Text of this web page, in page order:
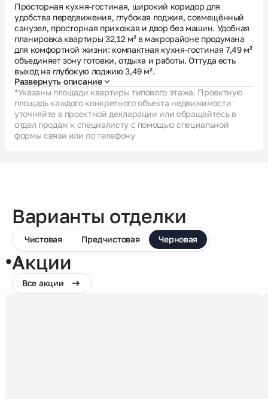
Просторная кухня-гостиная, широкий коридор для
удобства передвижения, глубокая лоджия, совмещённый
санузел, просторная прихожая и двор без машин. Удобная
планировка квартиры 32,12 м² в макрорайоне продумана
для комфортной жизни: компактная кухня-гостиная 7,49 м²
объединяет зону готовки, отдыха и работы. Оттуда есть
выход на глубокую лоджию 3,49 м².
Развернуть описание
*Указаны площади квартиры типового этажа. Проектную
площадь каждого конкретного объекта недвижимости
уточняйте в проектной декларации или обращайтесь в
отдел продаж к специалисту с помощью специальной
формы связи или по телефону
Варианты отделки
Чистовая Предчистовая Черновая
Акции
Все акции